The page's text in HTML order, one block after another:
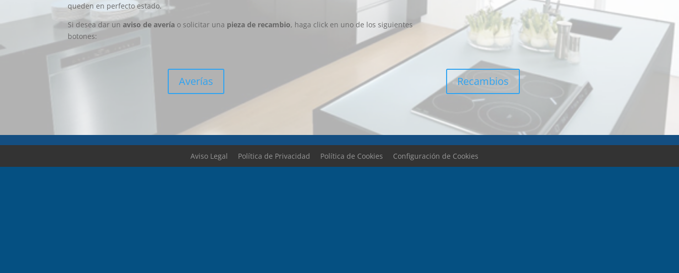
queden en perfecto estado.
Si desea dar unaviso de avería o solicitar una pieza de recambio, haga click en uno de los siguientes
botones:
Averías Recambios
Aviso Legal Política de Privacidad Política de Cookies Configuración de Cookies